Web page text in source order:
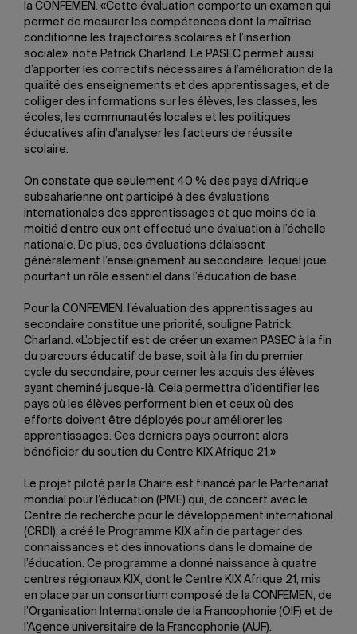
la CONFEMEN. «Cette évaluation comporte un examen qui
permet de mesurer les compétences dont la maîtrise
conditionne les trajectoires scolaires et l’insertion
sociale», note Patrick Charland. Le PASEC permet aussi
d’apporter les correctifs nécessaires à l’amélioration de la
qualité des enseignements et des apprentissages, et de
colliger des informations sur les élèves, les classes, les
écoles, les communautés locales et les politiques
éducatives afin d’analyser les facteurs de réussite
scolaire.
On constate que seulement 40 % des pays d’Afrique
subsaharienne ont participé à des évaluations
internationales des apprentissages et que moins de la
moitié d’entre eux ont effectué une évaluation à l’échelle
nationale. De plus, ces évaluations délaissent
généralement l’enseignement au secondaire, lequel joue
pourtant un rôle essentiel dans l’éducation de base.
Pour la CONFEMEN, l’évaluation des apprentissages au
secondaire constitue une priorité, souligne Patrick
Charland. «L’objectif est de créer un examen PASEC à la fin
du parcours éducatif de base, soit à la fin du premier
cycle du secondaire, pour cerner les acquis des élèves
ayant cheminé jusque-là. Cela permettra d’identifier les
pays où les élèves performent bien et ceux où des
efforts doivent être déployés pour améliorer les
apprentissages. Ces derniers pays pourront alors
bénéficier du soutien du Centre KIX Afrique 21.»
Le projet piloté par la Chaire est financé par le Partenariat
mondial pour l’éducation (PME) qui, de concert avec le
Centre de recherche pour le développement international
(CRDI), a créé le Programme KIX afin de partager des
connaissances et des innovations dans le domaine de
l’éducation. Ce programme a donné naissance à quatre
centres régionaux KIX, dont le Centre KIX Afrique 21, mis
en place par un consortium composé de la CONFEMEN, de
l’Organisation Internationale de la Francophonie (OIF) et de
l’Agence universitaire de la Francophonie (AUF).